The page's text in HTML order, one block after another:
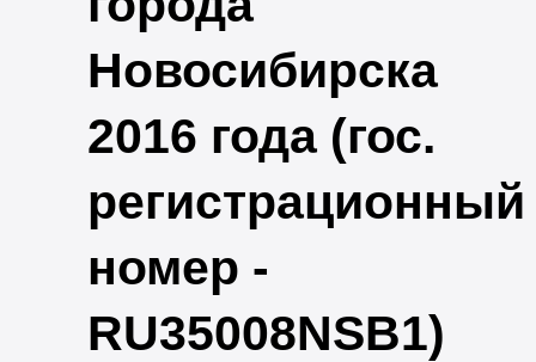
Новосибирска
2016 года (гос.
регистрационный
номер -
RU35008NSB1)